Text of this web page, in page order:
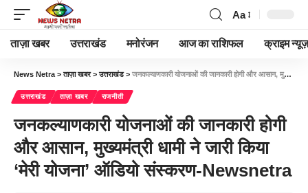
Aa
ताज़ा खबर उत्तराखंड मनोरंजन आज का राशिफल क्राइम न्यूज़
News Netra >ताज़ा खबर>उत्तराखंड> जनकल्याणकारी योजनाओं की जानकारी होगी और आसान, मुख्यमंत्री धामी ने जारी किया ‘मेरी योजना’ ऑडियो संस्करण-Newsnetra
उत्तराखंड ताज़ा खबर राजनीती
जनकल्याणकारी योजनाओं की जानकारी होगी
और आसान, मुख्यमंत्री धामी ने जारी किया
‘मेरी योजना’ ऑडियो संस्करण-Newsnetra